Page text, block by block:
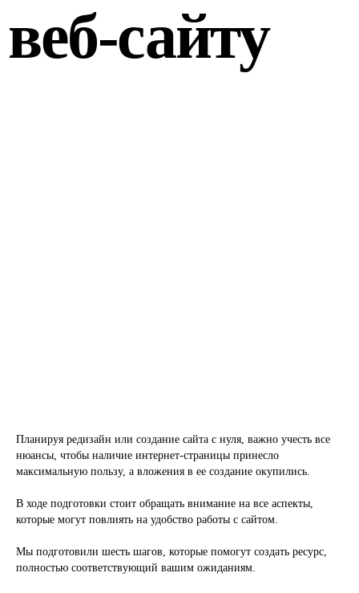
веб-сайту
Планируя редизайн или создание сайта с нуля, важно учесть все
нюансы, чтобы наличие интернет-страницы принесло
максимальную пользу, а вложения в ее создание окупились.
В ходе подготовки стоит обращать внимание на все аспекты,
которые могут повлиять на удобство работы с сайтом.
Мы подготовили шесть шагов, которые помогут создать ресурс,
полностью соответствующий вашим ожиданиям.